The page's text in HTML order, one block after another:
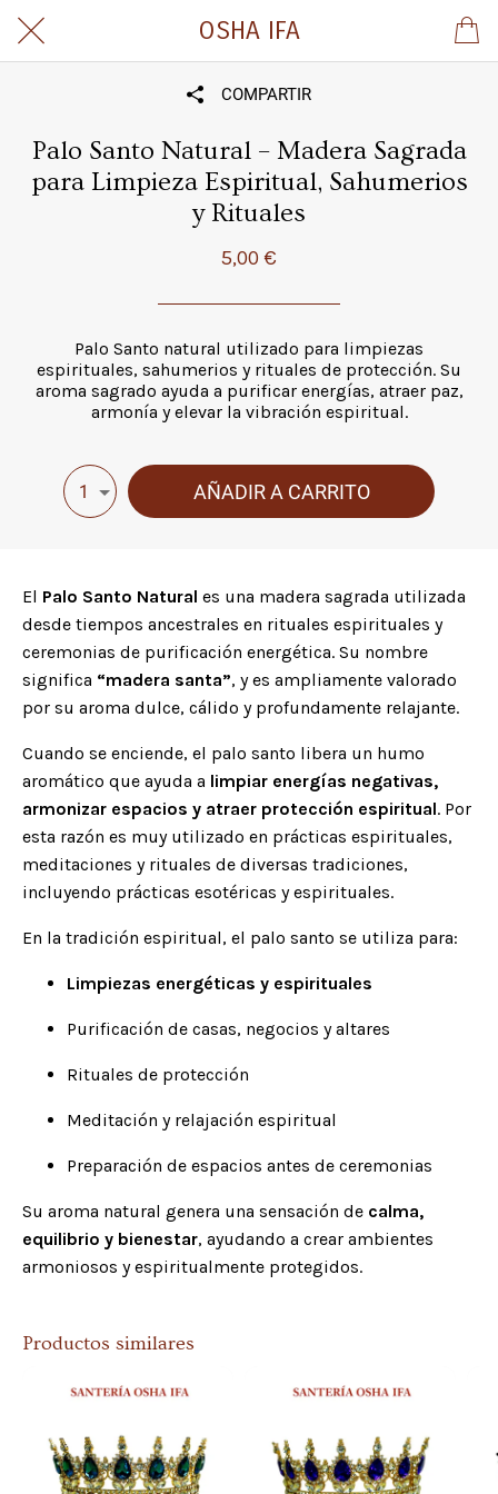
OSHA IFA
COMPARTIR
Palo Santo Natural – Madera Sagrada
para Limpieza Espiritual, Sahumerios
y Rituales
5,00 €
Palo Santo natural utilizado para limpiezas
espirituales, sahumerios y rituales de protección. Su
aroma sagrado ayuda a purificar energías, atraer paz,
armonía y elevar la vibración espiritual.
1 AÑADIR A CARRITO
El Palo Santo Natural es una madera sagrada utilizada
desde tiempos ancestrales en rituales espirituales y
ceremonias de purificación energética. Su nombre
significa “madera santa”, y es ampliamente valorado
por su aroma dulce, cálido y profundamente relajante.
Cuando se enciende, el palo santo libera un humo
aromático que ayuda a limpiar energías negativas,
armonizar espacios y atraer protección espiritual. Por
esta razón es muy utilizado en prácticas espirituales,
meditaciones y rituales de diversas tradiciones,
incluyendo prácticas esotéricas y espirituales.
En la tradición espiritual, el palo santo se utiliza para:
Limpiezas energéticas y espirituales
Purificación de casas, negocios y altares
Rituales de protección
Meditación y relajación espiritual
Preparación de espacios antes de ceremonias
Su aroma natural genera una sensación de calma,
equilibrio y bienestar, ayudando a crear ambientes
armoniosos y espiritualmente protegidos.
Productos similares